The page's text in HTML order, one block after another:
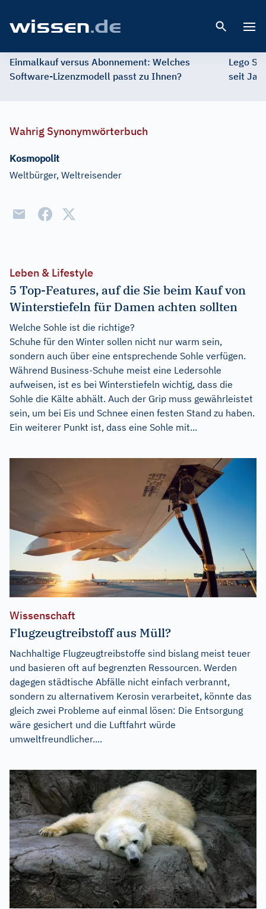
Einmalkauf versus Abonnement: Welches
Software-Lizenzmodell passt zu Ihnen?
Lego
seit
Wahrig Synonymwörterbuch
Kosmopolit
Weltbürger, Weltreisender
Leben & Lifestyle
5 Top-Features, auf die Sie beim Kauf von
Winterstiefeln für Damen achten sollten
Welche Sohle ist die richtige?
Schuhe für den Winter sollen nicht nur warm sein,
sondern auch über eine entsprechende Sohle verfügen.
Während Business-Schuhe meist eine Ledersohle
aufweisen, ist es bei Winterstiefeln wichtig, dass die
Sohle die Kälte abhält. Auch der Grip muss gewährleistet
sein, um bei Eis und Schnee einen festen Stand zu haben.
Ein weiterer Punkt ist, dass eine Sohle mit...
Wissenschaft
Flugzeugtreibstoff aus Müll?
Nachhaltige Flugzeugtreibstoffe sind bislang meist teuer
und basieren oft auf begrenzten Ressourcen. Werden
dagegen städtische Abfälle nicht einfach verbrannt,
sondern zu alternativem Kerosin verarbeitet, könnte das
gleich zwei Probleme auf einmal lösen: Die Entsorgung
wäre gesichert und die Luftfahrt würde
umweltfreundlicher....